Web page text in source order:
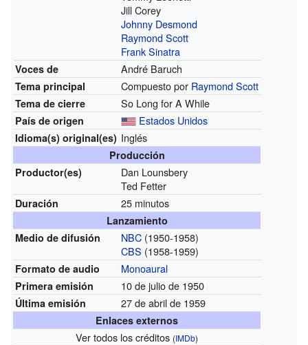
Jill Corey
Johnny Desmond
Raymond Scott
Frank Sinatra
Voces de André Baruch
Tema principal Compuesto por Raymond Scott
Tema de cierre So Long for A While
País de origen Estados Unidos
Idioma(s) original(es) Inglés
Producción
Productor(es)
Dan Lounsbery
Ted Fetter
Duración 25 minutos
Lanzamiento
Medio de difusión
NBC (1950-1958)
CBS (1958-1959)
Formato de audio Monoaural
Primera emisión 10 de julio de 1950
Última emisión 27 de abril de 1959
Enlaces externos
Ver todos los créditos (IMDb)